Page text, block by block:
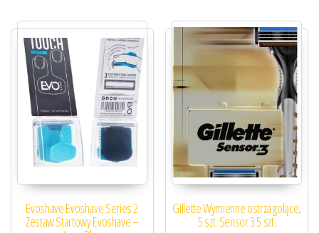
Evoshave Evoshave Series 2
Zestaw Startowy Evoshave –
Gillette Wymienne ostrza golące,
5 szt. Sensor 3 5 szt.